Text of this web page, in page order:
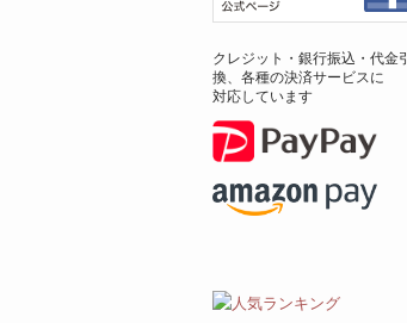
クレジット・銀行振込・代金引
換、各種の決済サービスに
対応しています